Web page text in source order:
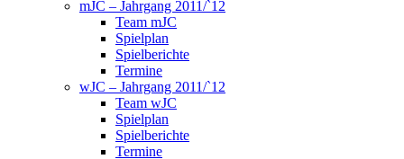
mJC – Jahrgang 2011/`12
Team mJC
Spielplan
Spielberichte
Termine
wJC – Jahrgang 2011/`12
Team wJC
Spielplan
Spielberichte
Termine